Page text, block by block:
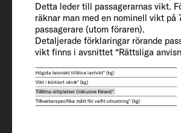
Detta leder till passagerarnas vikt.
räknar man med en nominell vikt på
passagerare (utom föraren).
Detaljerade förklaringar rörande
vikt finns i avsnittet “Rättsliga
Fordon
Längd / Bredd / Höjd
699 / 232 / 293 cm
Invändig höjd
210